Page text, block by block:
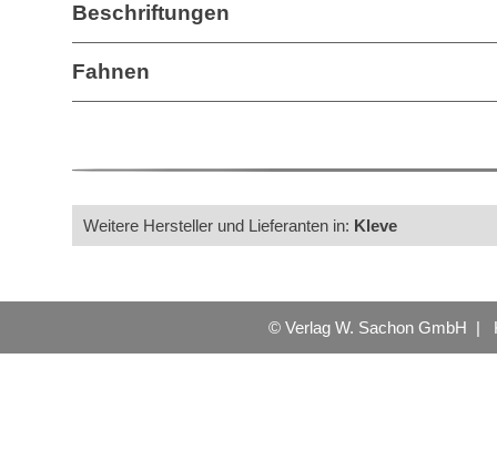
Beschriftungen
Fahnen
Weitere Hersteller und Lieferanten in: Kleve
© Verlag W. Sachon GmbH |